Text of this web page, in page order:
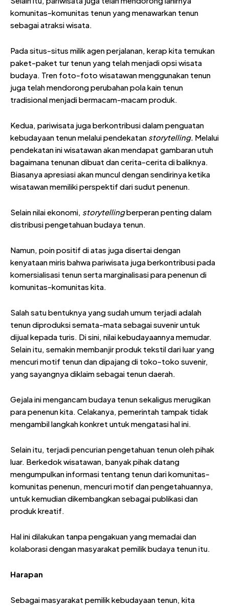
komunitas-komunitas tenun yang menawarkan tenun
sebagai atraksi wisata.
Pada situs-situs milik agen perjalanan, kerap kita temukan
paket-paket tur tenun yang telah menjadi opsi wisata
budaya. Tren foto-foto wisatawan menggunakan tenun
juga telah mendorong perubahan pola kain tenun
tradisional menjadi bermacam-macam produk.
Kedua, pariwisata juga berkontribusi dalam penguatan
kebudayaan tenun melalui pendekatan storytelling. Melalui
pendekatan ini wisatawan akan mendapat gambaran utuh
bagaimana tenunan dibuat dan cerita-cerita di baliknya.
Biasanya apresiasi akan muncul dengan sendirinya ketika
wisatawan memiliki perspektif dari sudut penenun.
Selain nilai ekonomi, storytellingberperan penting dalam
distribusi pengetahuan budaya tenun.
Namun, poin positif di atas juga disertai dengan
kenyataan miris bahwa pariwisata juga berkontribusi pada
komersialisasi tenun serta marginalisasi para penenun di
komunitas-komunitas kita.
Salah satu bentuknya yang sudah umum terjadi adalah
tenun diproduksi semata-mata sebagai suvenir untuk
dijual kepada turis. Di sini, nilai kebudayaannya memudar.
Selain itu, semakin membanjir produk tekstil dari luar yang
mencuri motif tenun dan dipajang di toko-toko suvenir,
yang sayangnya diklaim sebagai tenun daerah.
Gejala ini mengancam budaya tenun sekaligus merugikan
para penenun kita. Celakanya, pemerintah tampak tidak
mengambil langkah konkret untuk mengatasi hal ini.
Selain itu, terjadi pencurian pengetahuan tenun oleh pihak
luar. Berkedok wisatawan, banyak pihak datang
mengumpulkan informasi tentang tenun dari komunitas-
komunitas penenun, mencuri motif dan pengetahuannya,
untuk kemudian dikembangkan sebagai publikasi dan
produk kreatif.
Hal ini dilakukan tanpa pengakuan yang memadai dan
kolaborasi dengan masyarakat pemilik budaya tenun itu.
Harapan
Sebagai masyarakat pemilik kebudayaan tenun, kita